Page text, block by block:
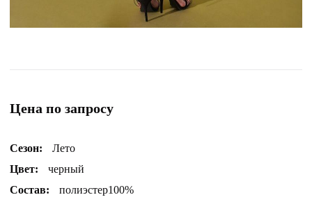
Цена по запросу
Сезон:
Лето
Цвет:
черный
Состав:
полиэстер100%